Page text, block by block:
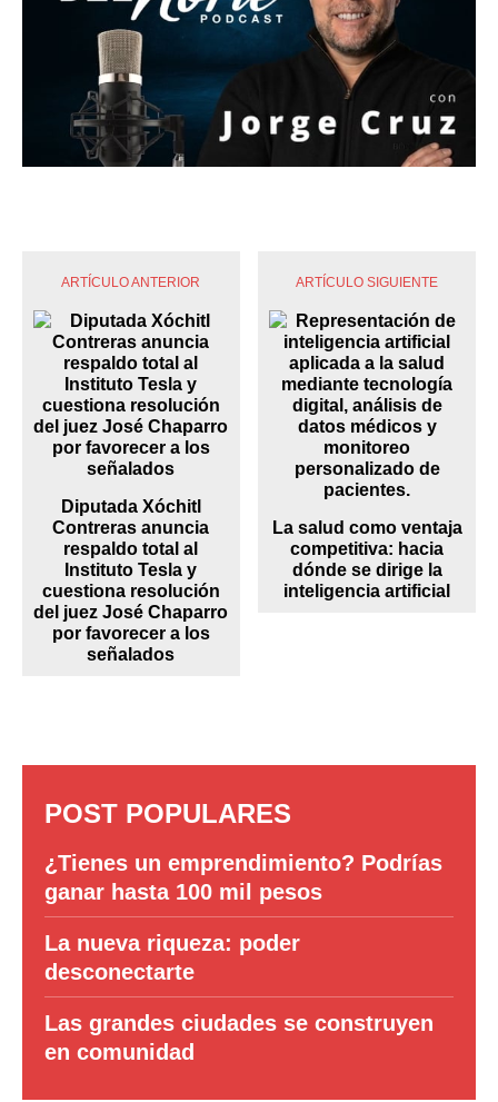
ARTÍCULO ANTERIOR
Diputada Xóchitl
Contreras anuncia
respaldo total al
Instituto Tesla y
cuestiona resolución
del juez José Chaparro
por favorecer a los
señalados
ARTÍCULO SIGUIENTE
La salud como ventaja
competitiva: hacia
dónde se dirige la
inteligencia artificial
POST POPULARES
¿Tienes un emprendimiento? Podrías
ganar hasta 100 mil pesos
La nueva riqueza: poder
desconectarte
Las grandes ciudades se construyen
en comunidad